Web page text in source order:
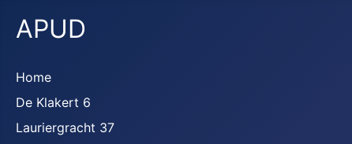
APUD
Home
De Klakert 6
Lauriergracht 37